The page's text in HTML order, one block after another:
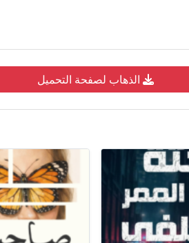
الذهاب لصفحة التحميل